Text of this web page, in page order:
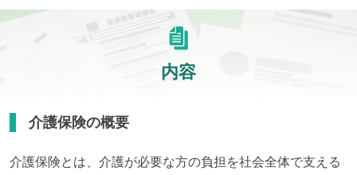
内容
介護保険の概要
介護保険とは、介護が必要な方の負担を社会全体で支える